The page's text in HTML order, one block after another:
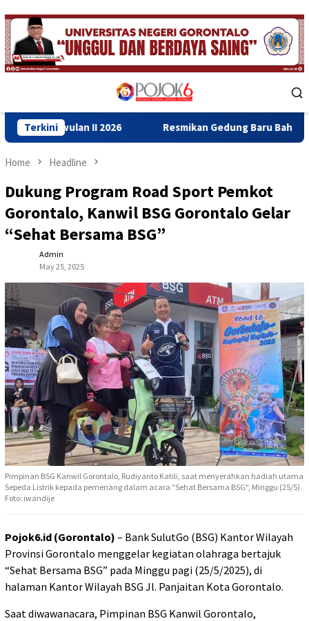
Skip
to
content
Menu
Terkini
2026 Resmikan Gedung Baru Bahrul Ulum, Wagub
Home Headline
Dukung Program Road Sport Pemkot
Gorontalo, Kanwil BSG Gorontalo Gelar
“Sehat Bersama BSG”
Admin
May 25, 2025
Pimpinan BSG Kanwil Gorontalo, Rudiyanto Katili, saat menyerahkan hadiah utama
Sepeda Listrik kepada pemenang dalam acara "Sehat Bersama BSG", Minggu (25/5).
Foto: iwandije
Pojok6.id (Gorontalo) – Bank SulutGo (BSG) Kantor Wilayah
Provinsi Gorontalo menggelar kegiatan olahraga bertajuk
“Sehat Bersama BSG” pada Minggu pagi (25/5/2025), di
halaman Kantor Wilayah BSG Jl. Panjaitan Kota Gorontalo.
Saat diwawanacara, Pimpinan BSG Kanwil Gorontalo,